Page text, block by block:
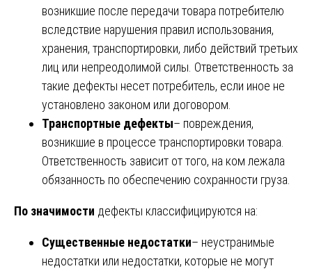
возникшие после передачи товара потребителю
вследствие нарушения правил использования,
хранения, транспортировки, либо действий третьих
лиц или непреодолимой силы. Ответственность за
такие дефекты несет потребитель, если иное не
установлено законом или договором.
Транспортные дефекты– повреждения,
возникшие в процессе транспортировки товара.
Ответственность зависит от того, на ком лежала
обязанность по обеспечению сохранности груза.
По значимости дефекты классифицируются на:
Существенные недостатки– неустранимые
недостатки или недостатки, которые не могут